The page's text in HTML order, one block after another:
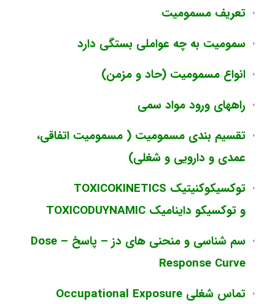
تعریف مسمومیت
سمومیت به چه عواملی بستگی دارد
انواع مسمومیت (حاد و مزمن)
راههای ورود مواد سمی
تقسیم بندی مسمومیت ( مسمومیت اتفاقی،
عمدی و دارویی و شغلی)
توکسیکوکنیتیک TOXICOKINETICS
و توکسیکو داینامیک TOXICODUYNAMIC
سم شناسی و منحنی های دز – پاسخ Dose –
Response Curve
تماس شغلی Occupational Exposure